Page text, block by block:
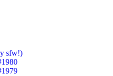
sfw!)